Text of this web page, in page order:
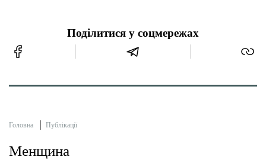
Поділитися у соцмережах
Головна Публікації
Менщина